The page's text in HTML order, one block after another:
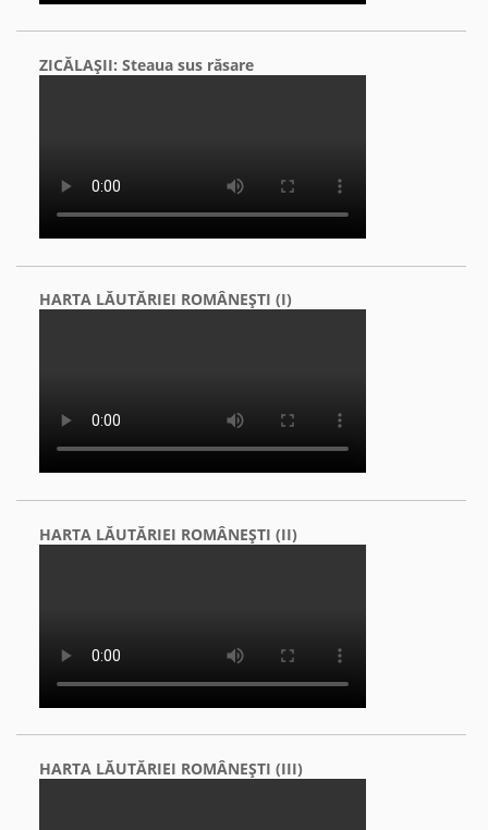
ZICĂLAŞII: Steaua sus răsare
HARTA LĂUTĂRIEI ROMÂNEŞTI (I)
HARTA LĂUTĂRIEI ROMÂNEŞTI (II)
HARTA LĂUTĂRIEI ROMÂNEŞTI (III)